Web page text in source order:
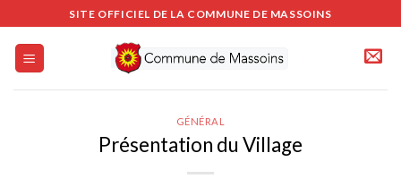
au
contenu
SITE OFFICIEL DE LA COMMUNE DE MASSOINS
GÉNÉRAL
Présentation du Village